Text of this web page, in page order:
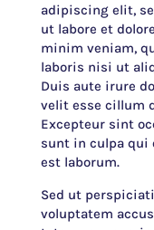
adipiscing elit,
ut labore et
minim veniam,
laboris nisi ut
Duis aute irure
velit esse cillum
Excepteur sint
sunt in culpa
est laborum.
Sed ut
voluptatem